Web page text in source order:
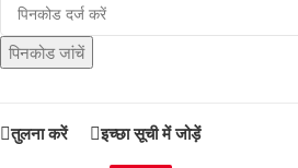
पिनकोड जांचें
तुलना करें इच्छा सूची में जोड़ें